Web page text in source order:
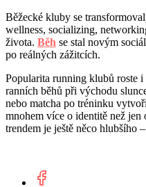
Běžecké kluby se
wellness, socializing,
života. Běh se stal novým
po reálných zážitcích.
Popularita running klubů roste
ranních běhů při východu
nebo matcha po tréninku
mnohem více o identitě než
trendem je ještě něco hlubšího